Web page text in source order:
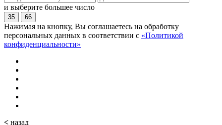
и выберите большее число
35 66
Нажимая на кнопку, Вы соглашаетесь на обработку
персональных данных в соответствии с «Политикой
конфиденциальности»
< назад